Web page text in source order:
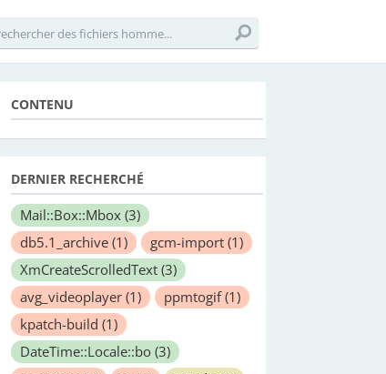
CONTENU
DERNIER RECHERCHÉ
Mail::Box::Mbox (3)
db5.1_archive (1) gcm-import (1)
XmCreateScrolledText (3)
avg_videoplayer (1) ppmtogif(1)
kpatch-build (1)
DateTime::Locale::bo (3)